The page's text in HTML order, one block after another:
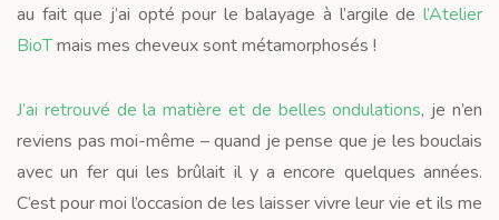
au fait que j’ai opté pour le balayage à l’argile de l’Atelier
BioTmais mes cheveux sont métamorphosés !
J’ai retrouvé de la matière et de belles ondulations, je n’en
reviens pas moi-même – quand je pense que je les bouclais
avec un fer qui les brûlait il y a encore quelques années.
C’est pour moi l’occasion de les laisser vivre leur vie et ils me